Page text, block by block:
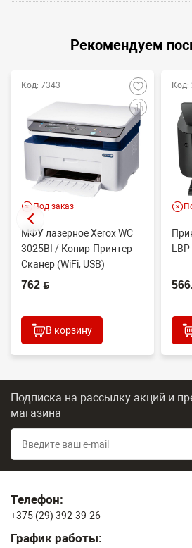
Рекомендуем
Код: 7343
Под заказ
МФУ лазерное Xerox WC
3025BI / Копир-Принтер-
Сканер (WiFi, USB)
762 BYN
В корзину
Код:
Подписка на рассылку акций и
магазина
Телефон:
+375 (29) 392-39-26
График работы: